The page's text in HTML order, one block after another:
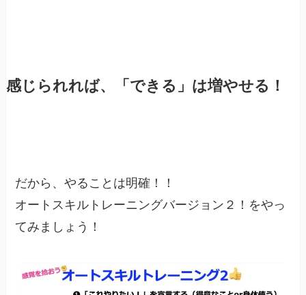
感じられれば、「できる」は増やせる！
だから、やることは明確！！
オートスキルトレーニングバージョン２！をやっ
てみましょう！